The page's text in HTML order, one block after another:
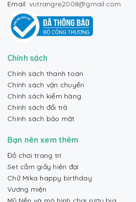
Email: vutrangre2008@gmail.com
Chính sách
Chính sách thanh toán
Chính sách vận chuyển
Chính sách kiểm hàng
Chính sách đổi trả
Chính sách bảo mật
Bạn nên xem thêm
Đồ chơi trang trí
Set cắm giấy hiện đại
Chữ Mika happy birthday
Vương miện